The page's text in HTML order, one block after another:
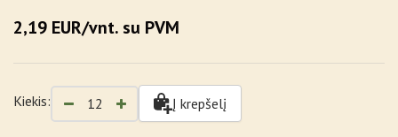
2,19 EUR/vnt. su PVM
Kiekis: Į krepšelį